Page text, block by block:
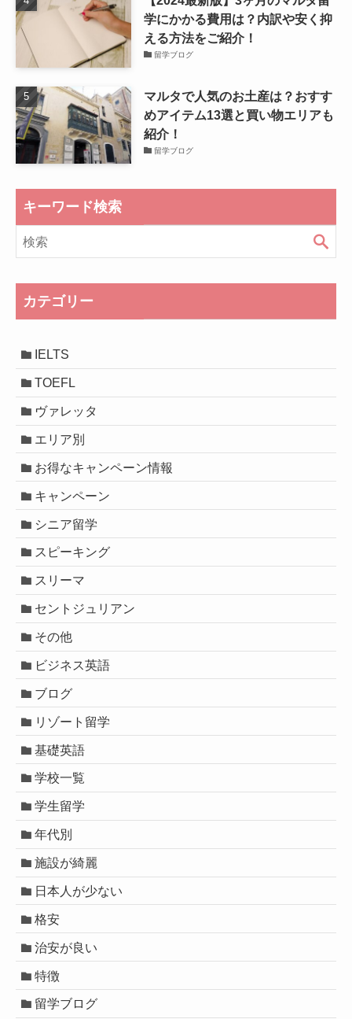
学にかかる費用は？内訳や安く抑
える方法をご紹介！
留学ブログ
マルタで人気のお土産は？おすす
めアイテム13選と買い物エリアも
紹介！
留学ブログ
キーワード検索
カテゴリー
IELTS
TOEFL
ヴァレッタ
エリア別
お得なキャンペーン情報
キャンペーン
シニア留学
スピーキング
スリーマ
セントジュリアン
その他
ビジネス英語
ブログ
リゾート留学
基礎英語
学校一覧
学生留学
年代別
施設が綺麗
日本人が少ない
格安
治安が良い
特徴
留学ブログ